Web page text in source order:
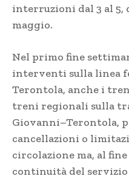
interruzioni dal 3 al 5,
maggio.
Nel primo fine
interventi sulla linea
Terontola, anche i
treni regionali sulla
Giovanni–Terontola,
cancellazioni o
circolazione ma, al
continuità del